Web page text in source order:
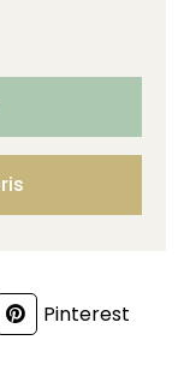
Pinterest